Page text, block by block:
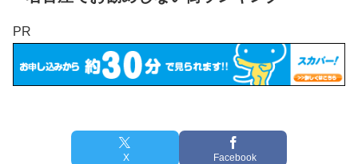
PR
X Facebook